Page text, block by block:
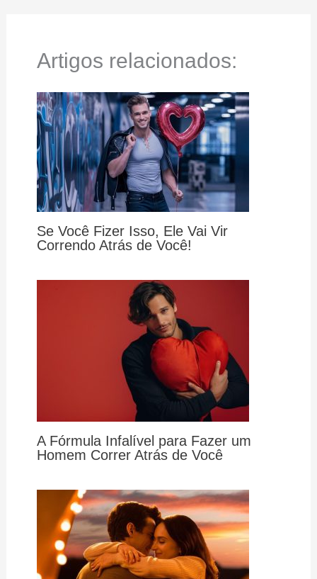
Artigos relacionados:
Se Você Fizer Isso, Ele Vai Vir
Correndo Atrás de Você!
A Fórmula Infalível para Fazer um
Homem Correr Atrás de Você